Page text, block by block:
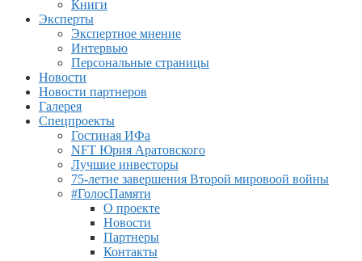
Книги
Эксперты
Экспертное мнение
Интервью
Персональные страницы
Новости
Новости партнеров
Галерея
Спецпроекты
Гостиная ИФа
NFT Юрия Аратовского
Лучшие инвесторы
75-летие завершения Второй мировоой войны
#ГолосПамяти
О проекте
Новости
Партнеры
Контакты